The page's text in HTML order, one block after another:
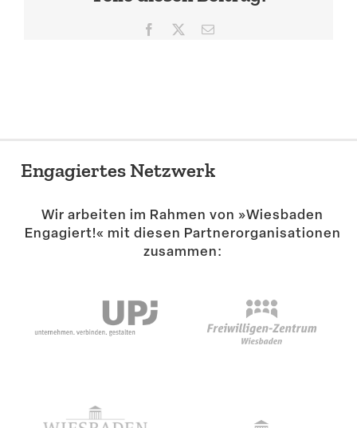
Suche
Facebook E-
Engagiertes Netzwerk
Wir arbeiten im Rahmen von »Wiesbaden
Engagiert!« mit diesen Partner­or­ga­ni­sa­tionen
zusammen: